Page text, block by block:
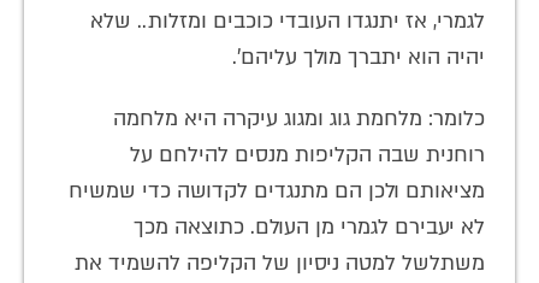
לגמרי, אז יתנגדו העובדי כוכבים ומזלות.. שלא
יהיה הוא יתברך מולך עליהם'.
כלומר: מלחמת גוג ומגוג עיקרה היא מלחמה
רוחנית שבה הקליפות מנסים להילחם על
מציאותם ולכן הם מתנגדים לקדושה כדי שמשיח
לא יעבירם לגמרי מן העולם. כתוצאה מכך
משתלשל למטה ניסיון של הקליפה להשמיד את